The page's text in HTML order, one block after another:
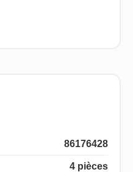
86176428
4 pièces